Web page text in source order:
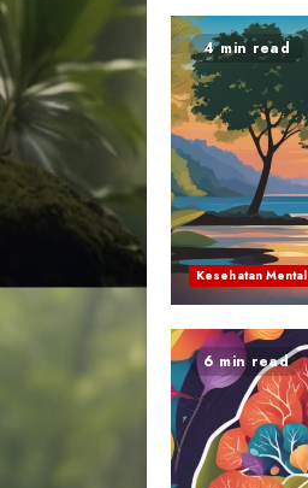
4 min read
Kesehatan Mental
6 min read